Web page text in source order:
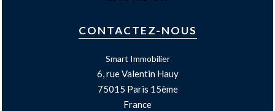
CONTACTEZ-NOUS
Smart Immobilier
6, rue Valentin Hauy
75015 Paris 15ème
France